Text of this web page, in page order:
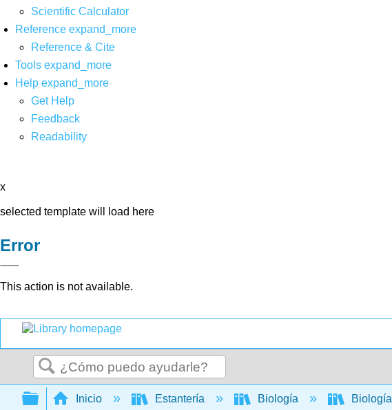
Scientific Calculator
Reference expand_more
Reference & Cite
Tools expand_more
Help expand_more
Get Help
Feedback
Readability
x
selected template will load here
Error
This action is not available.
Buscar
Expandir/contraer jerarquía global
Inicio Estantería Biología